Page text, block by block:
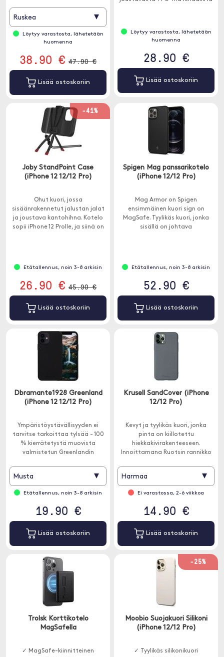
Ruskea ▾
Löytyy varastosta, lähetetään
huomenna
38.90 € 47.90 €
Lisää ostoskoriin
Löytyy varastosta, lähetetään
huomenna
28.90 €
Lisää ostoskoriin
-41%
Joby StandPoint Case
(iPhone 12 12/12 Pro)
Ohut kuori, jossa
sisäänrakennetut jalustan jalat
ja joustava kantohihna. Kotelo
sopii iPhone 12 Prolle, ja siinä on
Etätallennus, noin 3-8 arkisin
26.90 € 45.90 €
Lisää ostoskoriin
Spigen Mag panssarikotelo
(iPhone 12/12 Pro)
Mag Armor on Spigen
ensimmäinen kuori sign on
MagSafe. Tyylikäs kuori, jonka
sisällä on johtava
Etätallennus, noin 3-8 arkisin
52.90 €
Lisää ostoskoriin
Dbramante1928 Greenland
(iPhone 12 12/12 Pro)
Ympäristöystävällisyyden ei
tarvitse tarkoittaa tylsää - 100
% kierrätetystä muovista
valmistetun Greenlandin
Musta ▾
Etätallennus, noin 3-8 arkisin
19.90 €
Lisää ostoskoriin
Krusell SandCover (iPhone
12/12 Pro)
Kevyt ja tyylikäs kuori, jonka
pinta on kiillotettu
hiekkakivirakenteeseen.
Innoittamana Ruotsin rannikko
Harmaa ▾
Ei varastossa, 2-6 viikkoa
14.90 €
Lisää ostoskoriin
Trolsk Korttikotelo
MagSafella
✓ MagSafe-kiinnitteinen
-25%
Moobio Suojakuori Silikoni
(iPhone 12/12 Pro)
✓ Tyylikäs silikonikuori